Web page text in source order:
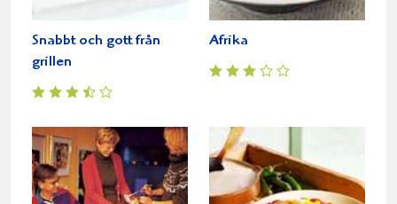
Snabbt och gott från
grillen
Afrika